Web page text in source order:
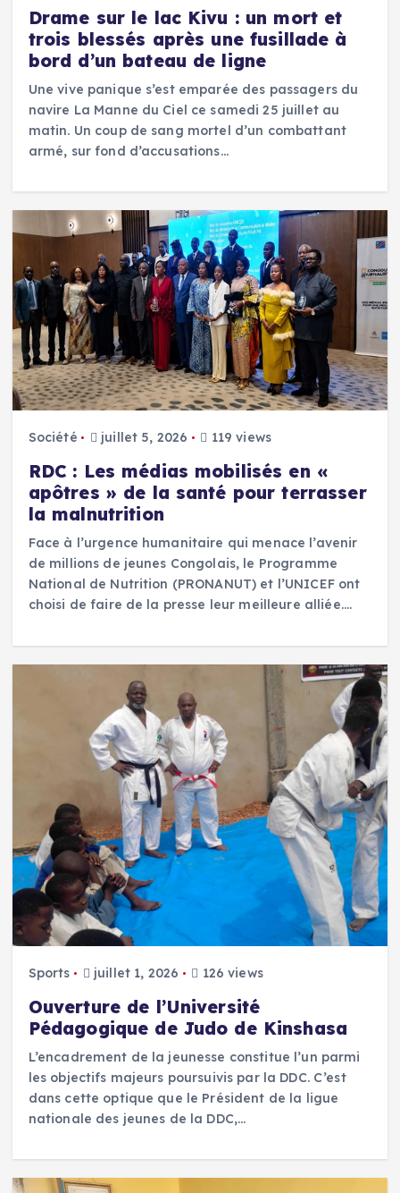
Drame sur le lac Kivu : un mort et
trois blessés après une fusillade à
bord d’un bateau de ligne
Une vive panique s’est emparée des passagers du
navire La Manne du Ciel ce samedi 25 juillet au
matin. Un coup de sang mortel d’un combattant
armé, sur fond d’accusations…
Société juillet 5, 2026 119 views
RDC : Les médias mobilisés en «
apôtres » de la santé pour terrasser
la malnutrition
Face à l’urgence humanitaire qui menace l’avenir
de millions de jeunes Congolais, le Programme
National de Nutrition (PRONANUT) et l’UNICEF ont
choisi de faire de la presse leur meilleure alliée.…
Sports juillet 1, 2026 126 views
Ouverture de l’Université
Pédagogique de Judo de Kinshasa
L’encadrement de la jeunesse constitue l’un parmi
les objectifs majeurs poursuivis par la DDC. C’est
dans cette optique que le Président de la ligue
nationale des jeunes de la DDC,…